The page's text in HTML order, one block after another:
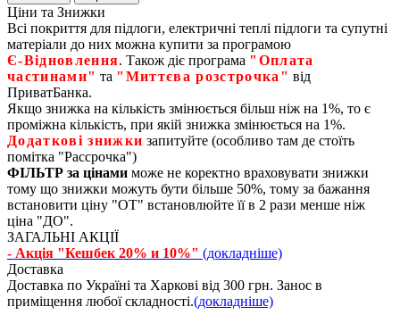
Ціни та Знижки
Всі покриття для підлоги, електричні теплі підлоги та супутні
матеріали до них можна купити за програмою
Є‑Відновлення. Також діє програма "Оплата
частинами" та "Миттєва розстрочка" від
ПриватБанка.
Якщо знижка на кількість змінюється більш ніж на 1%, то є
проміжна кількість, при якій знижка змінюється на 1%.
Додаткові знижки запитуйте (особливо там де стоїть
помітка "Рассрочка")
ФІЛЬТР за цінами може не коректно враховувати знижки
тому що знижки можуть бути більше 50%, тому за бажання
встановити ціну "ОТ" встановлюйте її в 2 рази менше ніж
ціна "ДО".
ЗАГАЛЬНІ АКЦІЇ
- Акція "Кешбек 20% и 10%" (докладніше)
Доставка
Доставка по Україні та Харкові від 300 грн. Занос в
приміщення любої складності.(докладніше)